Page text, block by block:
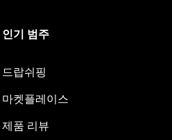
인기 범주
드랍쉬핑
마켓플레이스
제품 리뷰